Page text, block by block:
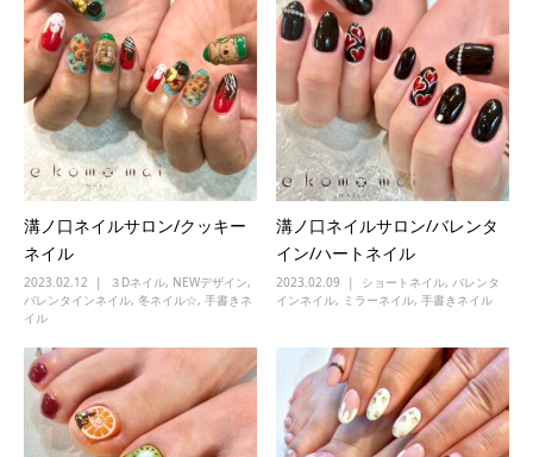
溝ノ口ネイルサロン/クッキー
ネイル
2023.02.12 ３Dネイル, NEWデザイン,
バレンタインネイル, 冬ネイル☆, 手書きネ
イル
溝ノ口ネイルサロン/バレンタ
イン/ハートネイル
2023.02.09 ショートネイル, バレンタ
インネイル, ミラーネイル, 手書きネイル